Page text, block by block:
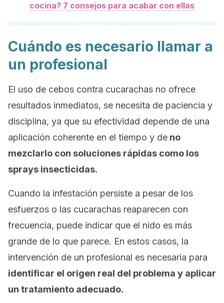
cocina? 7 consejos para acabar con ellas
Cuándo es necesario llamar a
un profesional
El uso de cebos contra cucarachas no ofrece
resultados inmediatos, se necesita de paciencia y
disciplina, ya que su efectividad depende de una
aplicación coherente en el tiempo y de no
mezclarlo con soluciones rápidas como los
sprays insecticidas.
Cuando la infestación persiste a pesar de los
esfuerzos o las cucarachas reaparecen con
frecuencia, puede indicar que el nido es más
grande de lo que parece. En estos casos, la
intervención de un profesional es necesaria para
identificar el origen real del problema y aplicar
un tratamiento adecuado.